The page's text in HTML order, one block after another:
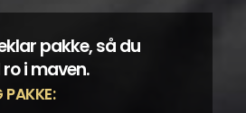
pakke, så du
i maven.
PAKKE: